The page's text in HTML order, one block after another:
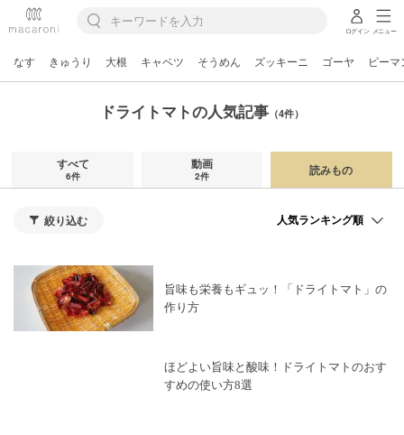
ログイン メニュー
なす きゅうり 大根 キャベツ そうめん ズッキーニ ゴーヤ ピーマ
ドライトマトの人気記事 （4件）
すべて
6件
動画
2件 読みもの
絞り込む
旨味も栄養もギュッ！「ドライトマト」の
作り方
ほどよい旨味と酸味！ドライトマトのおす
すめの使い方8選